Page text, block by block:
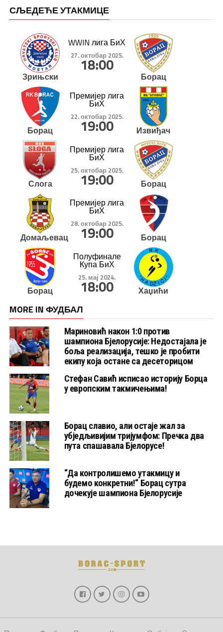
СЉЕДЕЋЕ УТАКМИЦЕ
Зрињски
WWIN лига БиХ
27. октобар 2025.
18:00
Борац
Борац
Премијер лига
БиХ
22. октобар 2025.
19:00 Извиђач
Слога
Премијер лига
БиХ
25. октобар 2025.
19:00 Борац
Домаљевац
Премијер лига
БиХ
28. октобар 2025.
19:00 Борац
Борац
Полуфинале
Купа БиХ
25. мај 2024.
18:00 Хаџићи
MORE IN ФУДБАЛ
Мариновић након 1:0 против
шампиона Бјелорусије: Недостајала је
боља реализација, тешко је пробити
екипу која остане са десеторицом
Стефан Савић исписао историју Борца
у европским такмичењима!
Борац славио, али остаје жал за
убједљивијим тријумфом: Пречка два
пута спашавала Бјелорусе!
“Да контролишемо утакмицу и
будемо конкретни!“ Борац сутра
дочекује шампиона Бјелорусије